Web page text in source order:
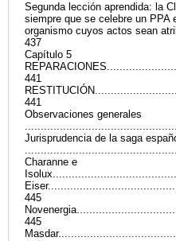
Segunda lección aprendida: la
siempre que se celebre un PPA
organismo cuyos actos sean
437
Capítulo 5
441
441
Observaciones generales
Jurisprudencia de la saga
Charanne e
445
445